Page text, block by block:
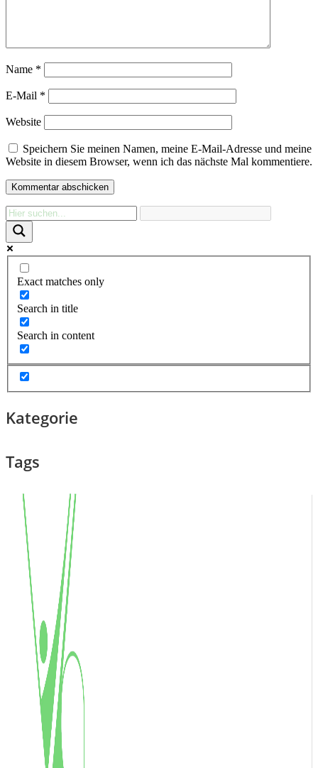
Name *
E-Mail *
Website
Speichern Sie meinen Namen, meine E-Mail-Adresse und meine
Website in diesem Browser, wenn ich das nächste Mal kommentiere.
Exact matches only
Search in title
Search in content
Kategorie
Tags